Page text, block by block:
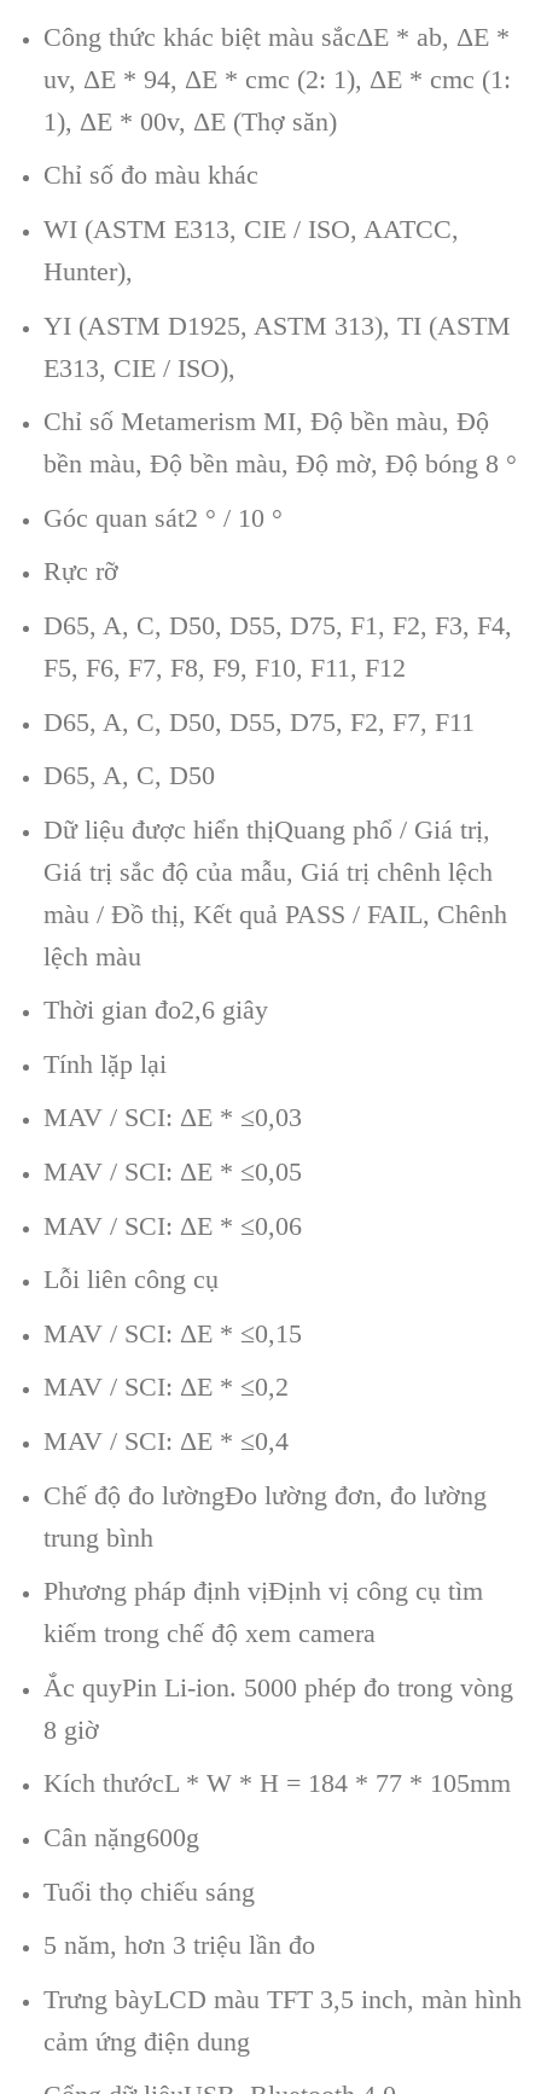
Công thức khác biệt màu sắcΔE * ab, ΔE *
uv, ΔE * 94, ΔE * cmc (2: 1), ΔE * cmc (1:
1), ΔE * 00v, ΔE (Thợ săn)
Chỉ số đo màu khác
WI (ASTM E313, CIE / ISO, AATCC,
Hunter),
YI (ASTM D1925, ASTM 313), TI (ASTM
E313, CIE / ISO),
Chỉ số Metamerism MI, Độ bền màu, Độ
bền màu, Độ bền màu, Độ mờ, Độ bóng 8 °
Góc quan sát2 ° / 10 °
Rực rỡ
D65, A, C, D50, D55, D75, F1, F2, F3, F4,
F5, F6, F7, F8, F9, F10, F11, F12
D65, A, C, D50, D55, D75, F2, F7, F11
D65, A, C, D50
Dữ liệu được hiển thịQuang phổ / Giá trị,
Giá trị sắc độ của mẫu, Giá trị chênh lệch
màu / Đồ thị, Kết quả PASS / FAIL, Chênh
lệch màu
Thời gian đo2,6 giây
Tính lặp lại
MAV / SCI: ΔE * ≤0,03
MAV / SCI: ΔE * ≤0,05
MAV / SCI: ΔE * ≤0,06
Lỗi liên công cụ
MAV / SCI: ΔE * ≤0,15
MAV / SCI: ΔE * ≤0,2
MAV / SCI: ΔE * ≤0,4
Chế độ đo lườngĐo lường đơn, đo lường
trung bình
Phương pháp định vịĐịnh vị công cụ tìm
kiếm trong chế độ xem camera
Ắc quyPin Li-ion. 5000 phép đo trong vòng
8 giờ
Kích thướcL * W * H = 184 * 77 * 105mm
Cân nặng600g
Tuổi thọ chiếu sáng
5 năm, hơn 3 triệu lần đo
Trưng bàyLCD màu TFT 3,5 inch, màn hình
cảm ứng điện dung